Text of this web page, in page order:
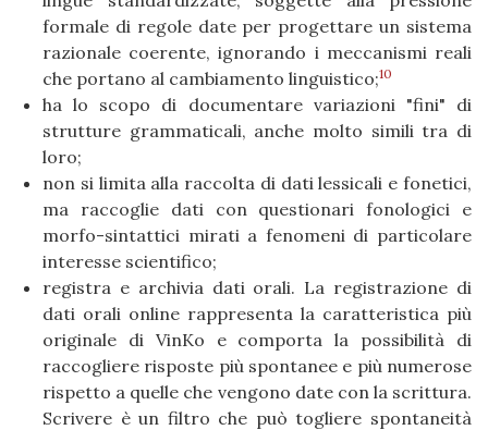
formale di regole date per progettare un sistema
razionale coerente, ignorando i meccanismi reali
che portano al cambiamento linguistico;10
ha lo scopo di documentare variazioni "fini" di
strutture grammaticali, anche molto simili tra di
loro;
non si limita alla raccolta di dati lessicali e fonetici,
ma raccoglie dati con questionari fonologici e
morfo-sintattici mirati a fenomeni di particolare
interesse scientifico;
registra e archivia dati orali. La registrazione di
dati orali online rappresenta la caratteristica più
originale di VinKo e comporta la possibilità di
raccogliere risposte più spontanee e più numerose
rispetto a quelle che vengono date con la scrittura.
Scrivere è un filtro che può togliere spontaneità